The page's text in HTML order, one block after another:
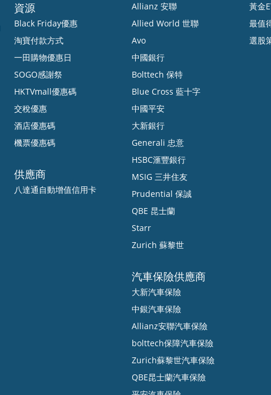
資源
Black Friday優惠
淘寶付款方式
一田購物優惠日
SOGO感謝祭
HKTVmall優惠碼
交稅優惠
酒店優惠碼
機票優惠碼
供應商
八達通自動增值信用卡
Allianz 安聯
Allied World 世聯
Avo
中國銀行
Bolttech 保特
Blue Cross 藍十字
中國平安
大新銀行
Generali 忠意
HSBC滙豐銀行
MSIG 三井住友
Prudential 保誠
QBE 昆士蘭
Starr
Zurich 蘇黎世
汽車保險供應商
大新汽車保險
中銀汽車保險
Allianz安聯汽車保險
bolttech保障汽車保險
Zurich蘇黎世汽車保險
QBE昆士蘭汽車保險
黃金
最值
選股